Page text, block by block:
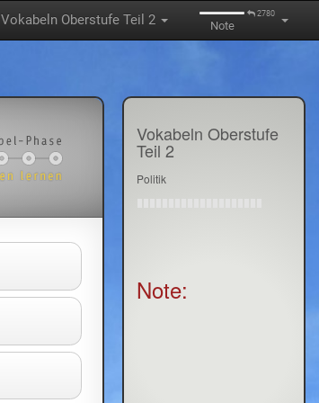
Vokabeln Oberstufe Teil 2 2780
Note
Vokabeln Oberstufe
Teil 2
Politik
Note: